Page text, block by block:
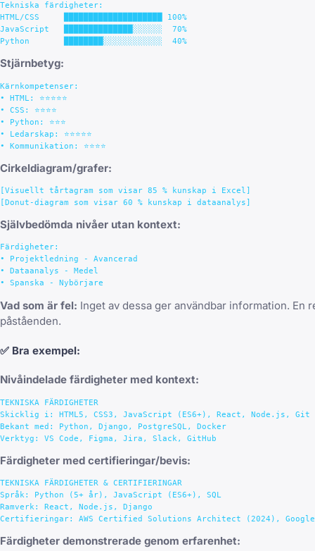
Tekniska färdigheter:
HTML/CSS     ████████████████████ 100%
JavaScript   ██████████████░░░░░░  70%
Stjärnbetyg:
Kärnkompetenser:
• HTML: ⭐⭐⭐⭐⭐
• CSS: ⭐⭐⭐⭐
• Python: ⭐⭐⭐
• Ledarskap: ⭐⭐⭐⭐⭐
Cirkeldiagram/grafer:
[Visuellt tårtagram som visar 85 % kunskap i Excel]
Självbedömda nivåer utan kontext:
Färdigheter:
• Projektledning - Avancerad
• Dataanalys - Medel
Vad som är fel: Inget av dessa ger användbar information.
påståenden.
✅ Bra exempel:
Nivåindelade färdigheter med kontext:
TEKNISKA FÄRDIGHETER
Skicklig i: HTML5, CSS3, JavaScript (ES6+), React, Node.js, Git
Bekant med: Python, Django, PostgreSQL, Docker
Färdigheter med certifieringar/bevis:
TEKNISKA FÄRDIGHETER & CERTIFIERINGAR
Språk: Python (5+ år), JavaScript (ES6+), SQL
Ramverk: React, Node.js, Django
Färdigheter demonstrerade genom erfarenhet: